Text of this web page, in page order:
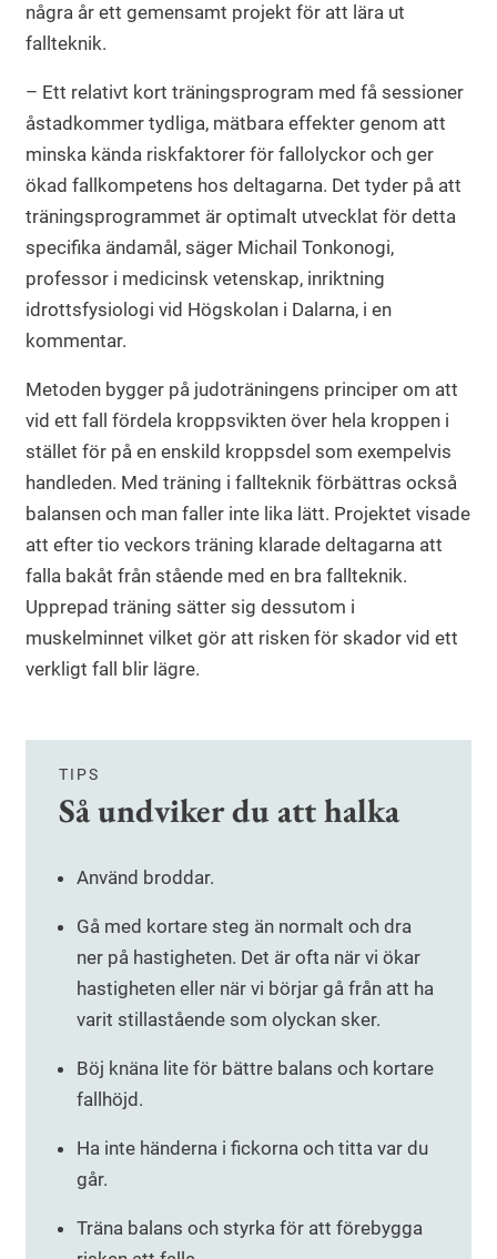
några år ett gemensamt projekt för att lära ut
fallteknik.
– Ett relativt kort träningsprogram med få sessioner
åstadkommer tydliga, mätbara effekter genom att
minska kända riskfaktorer för fallolyckor och ger
ökad fallkompetens hos deltagarna. Det tyder på att
träningsprogrammet är optimalt utvecklat för detta
specifika ändamål, säger Michail Tonkonogi,
professor i medicinsk vetenskap, inriktning
idrottsfysiologi vid Högskolan i Dalarna, i en
kommentar.
Metoden bygger på judoträningens principer om att
vid ett fall fördela kroppsvikten över hela kroppen i
stället för på en enskild kroppsdel som exempelvis
handleden. Med träning i fallteknik förbättras också
balansen och man faller inte lika lätt. Projektet visade
att efter tio veckors träning klarade deltagarna att
falla bakåt från stående med en bra fallteknik.
Upprepad träning sätter sig dessutom i
muskelminnet vilket gör att risken för skador vid ett
verkligt fall blir lägre.
TIPS
Så undviker du att halka
Använd broddar.
Gå med kortare steg än normalt och dra
ner på hastigheten. Det är ofta när vi ökar
hastigheten eller när vi börjar gå från att ha
varit stillastående som olyckan sker.
Böj knäna lite för bättre balans och kortare
fallhöjd.
Ha inte händerna i fickorna och titta var du
går.
Träna balans och styrka för att förebygga